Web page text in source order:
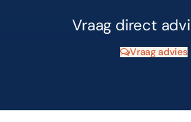
Vraag direct
Vraag advies